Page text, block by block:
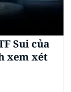
Sui của
xem xét